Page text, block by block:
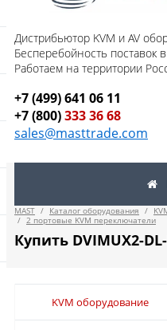
Дистрибьютор KVM и AV
Бесперебойность поставок
Работаем на территории
+7 (499) 641 06 11
+7 (800)333 36 68
sales@masttrade.com
MAST / Каталог оборудования /
/ 2 портовые KVM переключатели
Купить DVIMUX2-
KVM оборудование